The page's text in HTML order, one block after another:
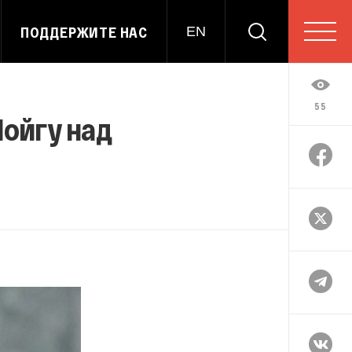
ПОДДЕРЖИТЕ НАС EN
55
над